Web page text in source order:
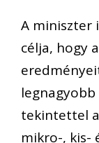
A miniszter
célja, hogy
tekintettel
mikro-, kis-